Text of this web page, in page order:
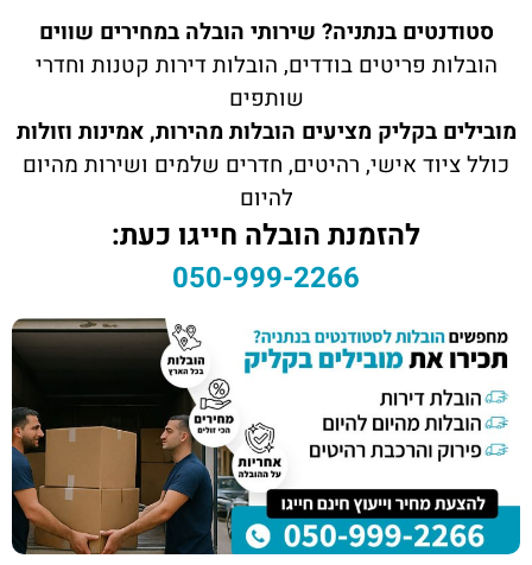
סטודנטים בנתניה? שירותי הובלה במחירים שווים
הובלות פריטים בודדים, הובלות דירות קטנות וחדרי
שותפים
מובילים בקליק מציעים הובלות מהירות, אמינות וזולות
כולל ציוד אישי, רהיטים, חדרים שלמים ושירות מהיום
להיום
להזמנת הובלה חייגו כעת:
050-999-2266